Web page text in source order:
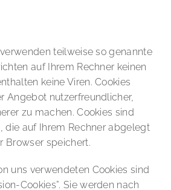
teilweise so genannte
auf Ihrem Rechner keinen
keine Viren. Cookies
Angebot nutzerfreundlicher,
zu machen. Cookies sind
die auf Ihrem Rechner abgelegt
Browser speichert.
uns verwendeten Cookies sind
Cookies”. Sie werden nach